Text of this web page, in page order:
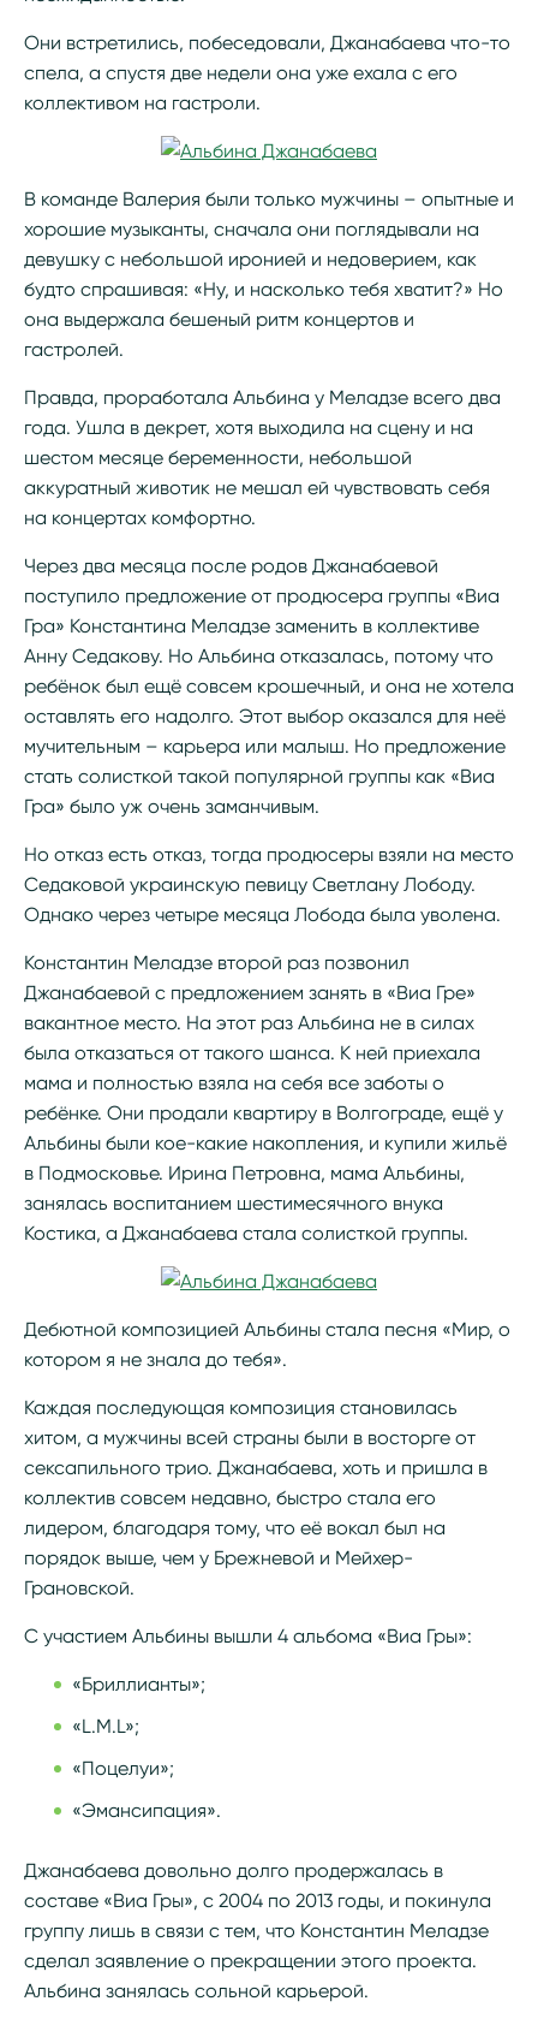
Они встретились, побеседовали, Джанабаева что-то
спела, а спустя две недели она уже ехала с его
коллективом на гастроли.
В команде Валерия были только мужчины – опытные и
хорошие музыканты, сначала они поглядывали на
девушку с небольшой иронией и недоверием, как
будто спрашивая: «Ну, и насколько тебя хватит?» Но
она выдержала бешеный ритм концертов и
гастролей.
Правда, проработала Альбина у Меладзе всего два
года. Ушла в декрет, хотя выходила на сцену и на
шестом месяце беременности, небольшой
аккуратный животик не мешал ей чувствовать себя
на концертах комфортно.
Через два месяца после родов Джанабаевой
поступило предложение от продюсера группы «Виа
Гра» Константина Меладзе заменить в коллективе
Анну Седакову. Но Альбина отказалась, потому что
ребёнок был ещё совсем крошечный, и она не хотела
оставлять его надолго. Этот выбор оказался для неё
мучительным – карьера или малыш. Но предложение
стать солисткой такой популярной группы как «Виа
Гра» было уж очень заманчивым.
Но отказ есть отказ, тогда продюсеры взяли на место
Седаковой украинскую певицу Светлану Лободу.
Однако через четыре месяца Лобода была уволена.
Константин Меладзе второй раз позвонил
Джанабаевой с предложением занять в «Виа Гре»
вакантное место. На этот раз Альбина не в силах
была отказаться от такого шанса. К ней приехала
мама и полностью взяла на себя все заботы о
ребёнке. Они продали квартиру в Волгограде, ещё у
Альбины были кое-какие накопления, и купили жильё
в Подмосковье. Ирина Петровна, мама Альбины,
занялась воспитанием шестимесячного внука
Костика, а Джанабаева стала солисткой группы.
Дебютной композицией Альбины стала песня «Мир, о
котором я не знала до тебя».
Каждая последующая композиция становилась
хитом, а мужчины всей страны были в восторге от
сексапильного трио. Джанабаева, хоть и пришла в
коллектив совсем недавно, быстро стала его
лидером, благодаря тому, что её вокал был на
порядок выше, чем у Брежневой и Мейхер-
Грановской.
С участием Альбины вышли 4 альбома «Виа Гры»:
«Бриллианты»;
«L.M.L»;
«Поцелуи»;
«Эмансипация».
Джанабаева довольно долго продержалась в
составе «Виа Гры», с 2004 по 2013 годы, и покинула
группу лишь в связи с тем, что Константин Меладзе
сделал заявление о прекращении этого проекта.
Альбина занялась сольной карьерой.